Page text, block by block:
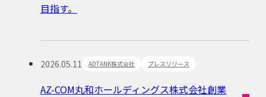
目指す。
2026.05.11 ADTANK株式会社 プレスリリース
AZ-COM丸和ホールディングス株式会社創業